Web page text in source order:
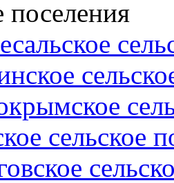
поселения
сельское